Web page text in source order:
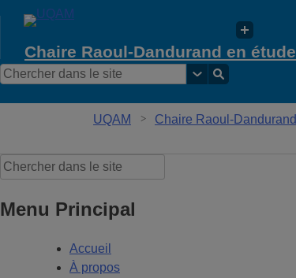
Chaire Raoul-Dandurand en
UQAM Chaire Raoul-
Menu Principal
Accueil
À propos